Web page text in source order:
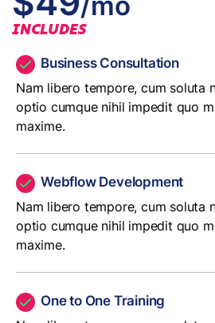
INCLUDES
Business Consultation
Nam libero tempore, cum soluta
optio cumque nihil impedit quo
maxime.
Webflow Development
Nam libero tempore, cum soluta
optio cumque nihil impedit quo
maxime.
One to One Training